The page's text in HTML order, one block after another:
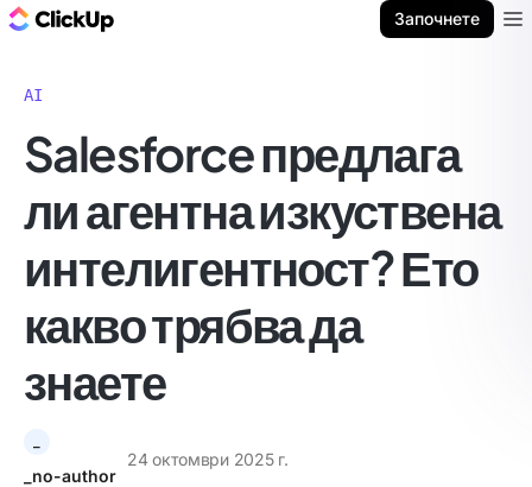
Започнете
AI
Salesforce предлага
ли агентна изкуствена
интелигентност? Ето
какво трябва да
знаете
_no-author
24 октомври 2025 г.